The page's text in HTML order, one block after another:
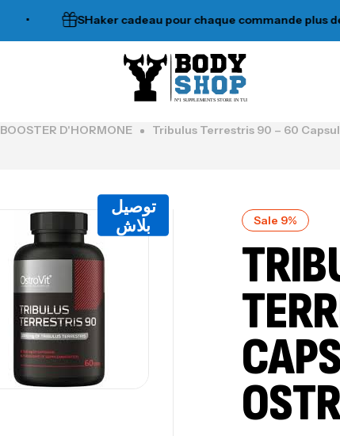
SHaker cadeau pour chaque commande plus de
N°1 SUPPLEMENTS STORE IN TUNISIA
BOOSTER D'HORMONE Tribulus Terrestris 90 – 60
توصيل
بلاش
Sale 9%